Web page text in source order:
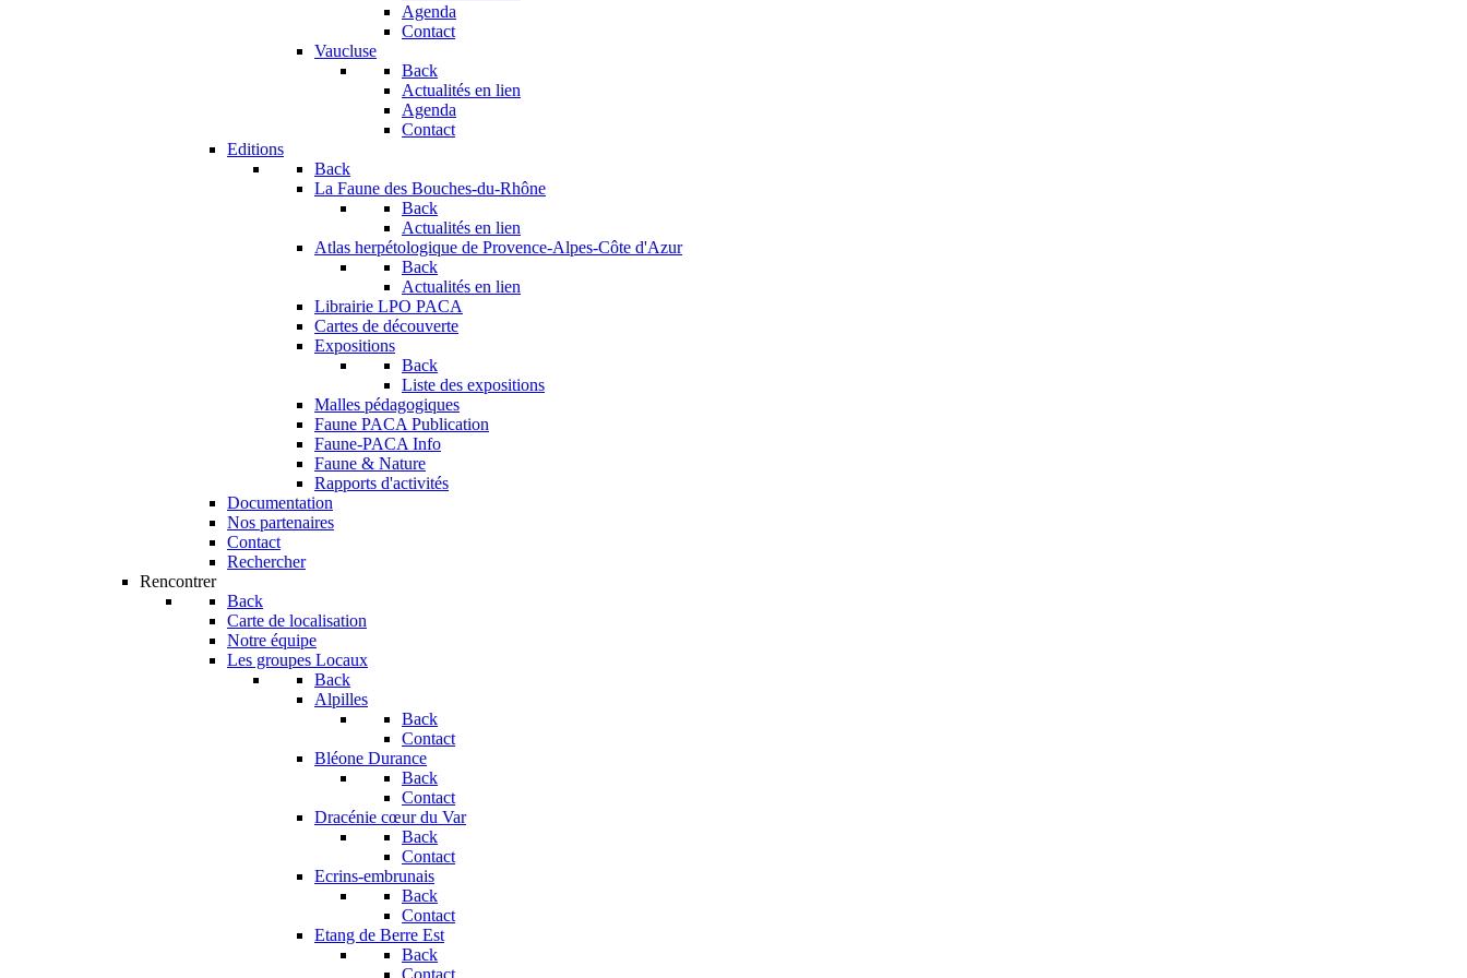
Agenda
Contact
Vaucluse
Back
Actualités en lien
Agenda
Contact
Editions
Back
La Faune des Bouches-du-Rhône
Back
Actualités en lien
Atlas herpétologique de Provence-Alpes-Côte d'Azur
Back
Actualités en lien
Librairie LPO PACA
Cartes de découverte
Expositions
Back
Liste des expositions
Malles pédagogiques
Faune PACA Publication
Faune-PACA Info
Faune & Nature
Rapports d'activités
Documentation
Nos partenaires
Contact
Rechercher
Rencontrer
Back
Carte de localisation
Notre équipe
Les groupes Locaux
Back
Alpilles
Back
Contact
Bléone Durance
Back
Contact
Dracénie cœur du Var
Back
Contact
Ecrins-embrunais
Back
Contact
Etang de Berre Est
Back
Contact